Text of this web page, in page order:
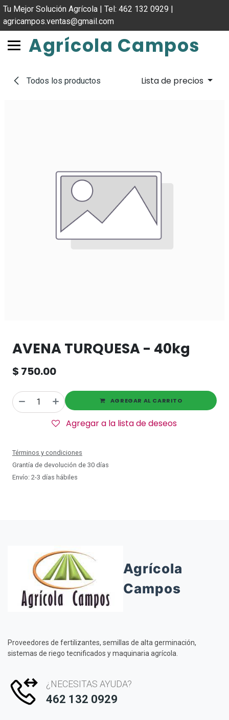
Tu Mejor Solución Agrícola | Tel: 462 132 0929 |
agricampos.ventas@gmail.com
Agrícola Campos
Todos los productos Lista de precios
AVENA TURQUESA - 40kg
$ 750.00
AGREGAR AL CARRITO
Agregar a la lista de deseos
Términos y condiciones
Grantía de devolución de 30 días
Envío: 2-3 días hábiles
Agrícola
Campos
Proveedores de fertilizantes, semillas de alta germinación,
sistemas de riego tecnificados y maquinaria agrícola.
¿NECESITAS AYUDA?
462 132 0929